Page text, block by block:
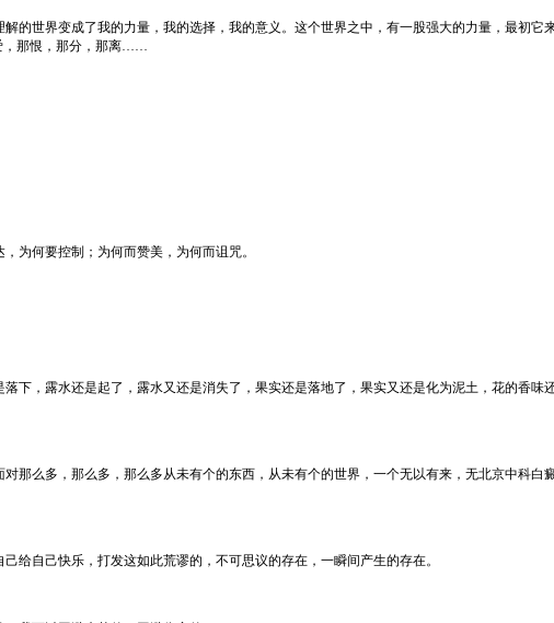
的世界变成了我的力量，我的选择，我的意义。这个世界之中，有一股强大的力量，最初它
，那恨，那分，那离……
为何要控制；为何而赞美，为何而诅咒。
，露水还是起了，露水又还是消失了，果实还是落地了，果实又还是化为泥土，花的香味
那么多，那么多，那么多从未有个的东西，从未有个的世界，一个无以有来，无北京中科白
给自己快乐，打发这如此荒谬的，不可思议的存在，一瞬间产生的存在。